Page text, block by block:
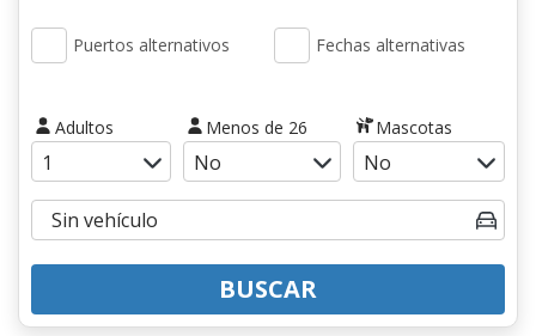
Puertos alternativos Fechas alternativas
Adultos Menos de 26 Mascotas
BUSCAR